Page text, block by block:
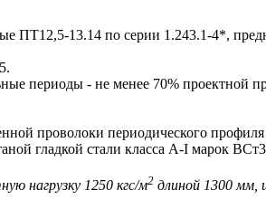
13.14 по серии 1.243.1-4*,
периоды - не менее 70% проектной
проволоки периодического
гладкой стали класса А-I марок
нагрузку 1250 кгс/м2 длиной 1300 мм,